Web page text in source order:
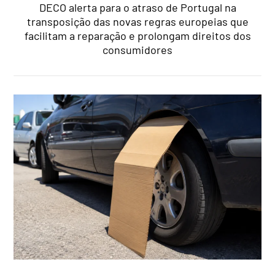
DECO alerta para o atraso de Portugal na
transposição das novas regras europeias que
facilitam a reparação e prolongam direitos dos
consumidores